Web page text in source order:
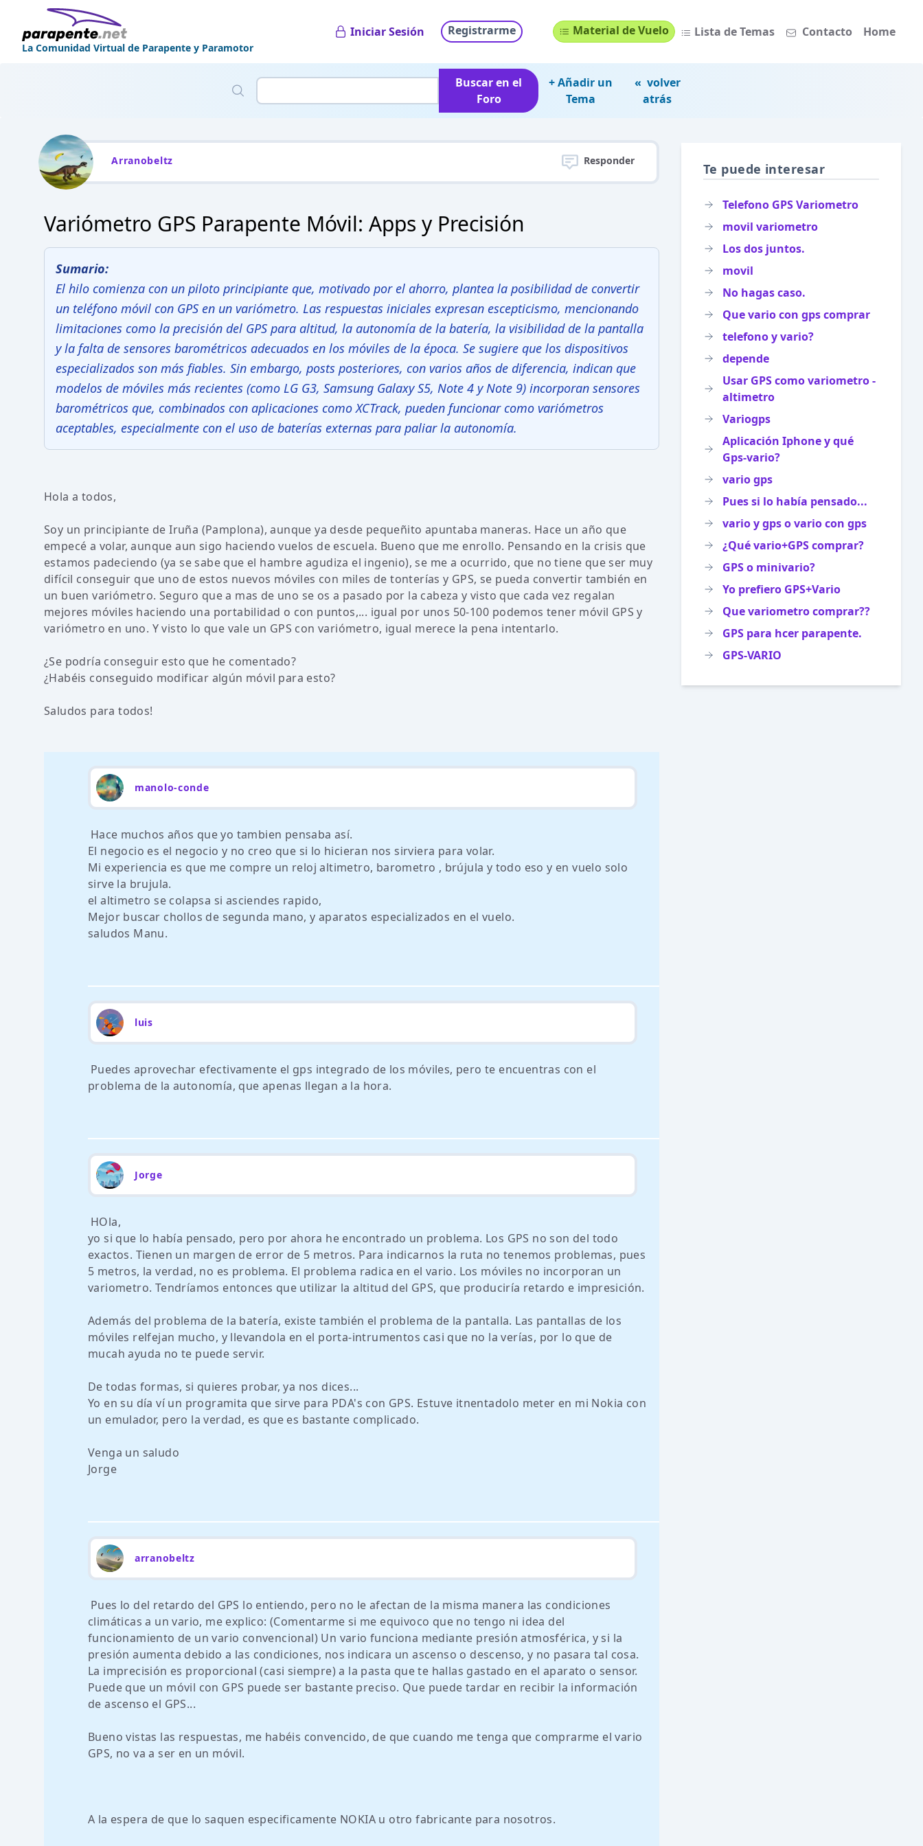
La Comunidad Virtual de Parapente y Paramotor
Iniciar Sesión Registrarme Material de Vuelo Lista de Temas Contacto Home
Buscar en el
Foro
+ Añadir un
Tema
« volver
atrás
Arranobeltz Responder
Variómetro GPS Parapente Móvil: Apps y Precisión
Sumario:
El hilo comienza con un piloto principiante que, motivado por el ahorro, plantea la posibilidad de convertir
un teléfono móvil con GPS en un variómetro. Las respuestas iniciales expresan escepticismo, mencionando
limitaciones como la precisión del GPS para altitud, la autonomía de la batería, la visibilidad de la pantalla
y la falta de sensores barométricos adecuados en los móviles de la época. Se sugiere que los dispositivos
especializados son más fiables. Sin embargo, posts posteriores, con varios años de diferencia, indican que
modelos de móviles más recientes (como LG G3, Samsung Galaxy S5, Note 4 y Note 9) incorporan sensores
barométricos que, combinados con aplicaciones como XCTrack, pueden funcionar como variómetros
aceptables, especialmente con el uso de baterías externas para paliar la autonomía.
Hola a todos,
Soy un principiante de Iruña (Pamplona), aunque ya desde pequeñito apuntaba maneras. Hace un año que
empecé a volar, aunque aun sigo haciendo vuelos de escuela. Bueno que me enrollo. Pensando en la crisis que
estamos padeciendo (ya se sabe que el hambre agudiza el ingenio), se me a ocurrido, que no tiene que ser muy
difícil conseguir que uno de estos nuevos móviles con miles de tonterías y GPS, se pueda convertir también en
un buen variómetro. Seguro que a mas de uno se os a pasado por la cabeza y visto que cada vez regalan
mejores móviles haciendo una portabilidad o con puntos,... igual por unos 50-100 podemos tener móvil GPS y
variómetro en uno. Y visto lo que vale un GPS con variómetro, igual merece la pena intentarlo.
¿Se podría conseguir esto que he comentado?
¿Habéis conseguido modificar algún móvil para esto?
Saludos para todos!
manolo-conde
Hace muchos años que yo tambien pensaba así.
El negocio es el negocio y no creo que si lo hicieran nos sirviera para volar.
Mi experiencia es que me compre un reloj altimetro, barometro , brújula y todo eso y en vuelo solo
sirve la brujula.
el altimetro se colapsa si asciendes rapido,
Mejor buscar chollos de segunda mano, y aparatos especializados en el vuelo.
saludos Manu.
luis
Puedes aprovechar efectivamente el gps integrado de los móviles, pero te encuentras con el
problema de la autonomía, que apenas llegan a la hora.
Jorge
HOla,
yo si que lo había pensado, pero por ahora he encontrado un problema. Los GPS no son del todo
exactos. Tienen un margen de error de 5 metros. Para indicarnos la ruta no tenemos problemas, pues
5 metros, la verdad, no es problema. El problema radica en el vario. Los móviles no incorporan un
variometro. Tendríamos entonces que utilizar la altitud del GPS, que produciría retardo e impresición.
Además del problema de la batería, existe también el problema de la pantalla. Las pantallas de los
móviles relfejan mucho, y llevandola en el porta-intrumentos casi que no la verías, por lo que de
mucah ayuda no te puede servir.
De todas formas, si quieres probar, ya nos dices...
Yo en su día ví un programita que sirve para PDA's con GPS. Estuve itnentadolo meter en mi Nokia con
un emulador, pero la verdad, es que es bastante complicado.
Venga un saludo
Jorge
arranobeltz
Pues lo del retardo del GPS lo entiendo, pero no le afectan de la misma manera las condiciones
climáticas a un vario, me explico: (Comentarme si me equivoco que no tengo ni idea del
funcionamiento de un vario convencional) Un vario funciona mediante presión atmosférica, y si la
presión aumenta debido a las condiciones, nos indicara un ascenso o descenso, y no pasara tal cosa.
La imprecisión es proporcional (casi siempre) a la pasta que te hallas gastado en el aparato o sensor.
Puede que un móvil con GPS puede ser bastante preciso. Que puede tardar en recibir la información
de ascenso el GPS...
Bueno vistas las respuestas, me habéis convencido, de que cuando me tenga que comprarme el vario
GPS, no va a ser en un móvil.
A la espera de que lo saquen especificamente NOKIA u otro fabricante para nosotros.
Te puede interesar
Telefono GPS Variometro
movil variometro
Los dos juntos.
movil
No hagas caso.
Que vario con gps comprar
telefono y vario?
depende
Usar GPS como variometro -
altimetro
Variogps
Aplicación Iphone y qué
Gps-vario?
vario gps
Pues si lo había pensado...
vario y gps o vario con gps
¿Qué vario+GPS comprar?
GPS o minivario?
Yo prefiero GPS+Vario
Que variometro comprar??
GPS para hcer parapente.
GPS-VARIO